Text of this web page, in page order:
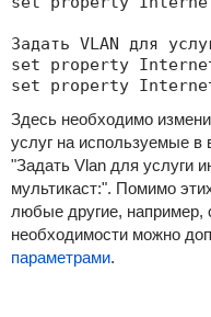
Задать VLAN для
set property
set property
Здесь необходимо
услуг на используемые в
"Задать Vlan для услуги
мультикаст:". Помимо
любые другие, например,
необходимости можно
параметрами.